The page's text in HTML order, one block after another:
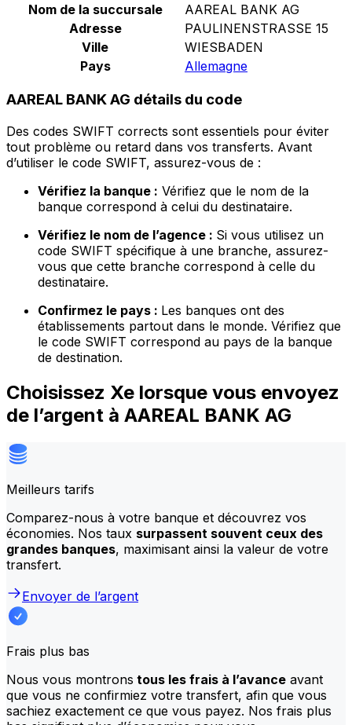
Nom de la succursale
AAREAL BANK AG
Adresse
PAULINENSTRASSE 15
Ville
WIESBADEN
Pays
Allemagne
AAREAL BANK AG détails du code
Des codes SWIFT corrects sont essentiels pour éviter
tout problème ou retard dans vos transferts. Avant
d’utiliser le code SWIFT, assurez-vous de :
Vérifiez la banque : Vérifiez que le nom de la
banque correspond à celui du destinataire.
Vérifiez le nom de l’agence : Si vous utilisez un
code SWIFT spécifique à une branche, assurez-
vous que cette branche correspond à celle du
destinataire.
Confirmez le pays : Les banques ont des
établissements partout dans le monde. Vérifiez que
le code SWIFT correspond au pays de la banque
de destination.
Choisissez Xe lorsque vous envoyez
de l’argent à AAREAL BANK AG
Meilleurs tarifs
Comparez-nous à votre banque et découvrez vos
économies. Nos taux surpassent souvent ceux des
grandes banques, maximisant ainsi la valeur de votre
transfert.
Envoyer de l’argent
Frais plus bas
Nous vous montrons tous les frais à l’avance avant
que vous ne confirmiez votre transfert, afin que vous
sachiez exactement ce que vous payez. Nos frais plus